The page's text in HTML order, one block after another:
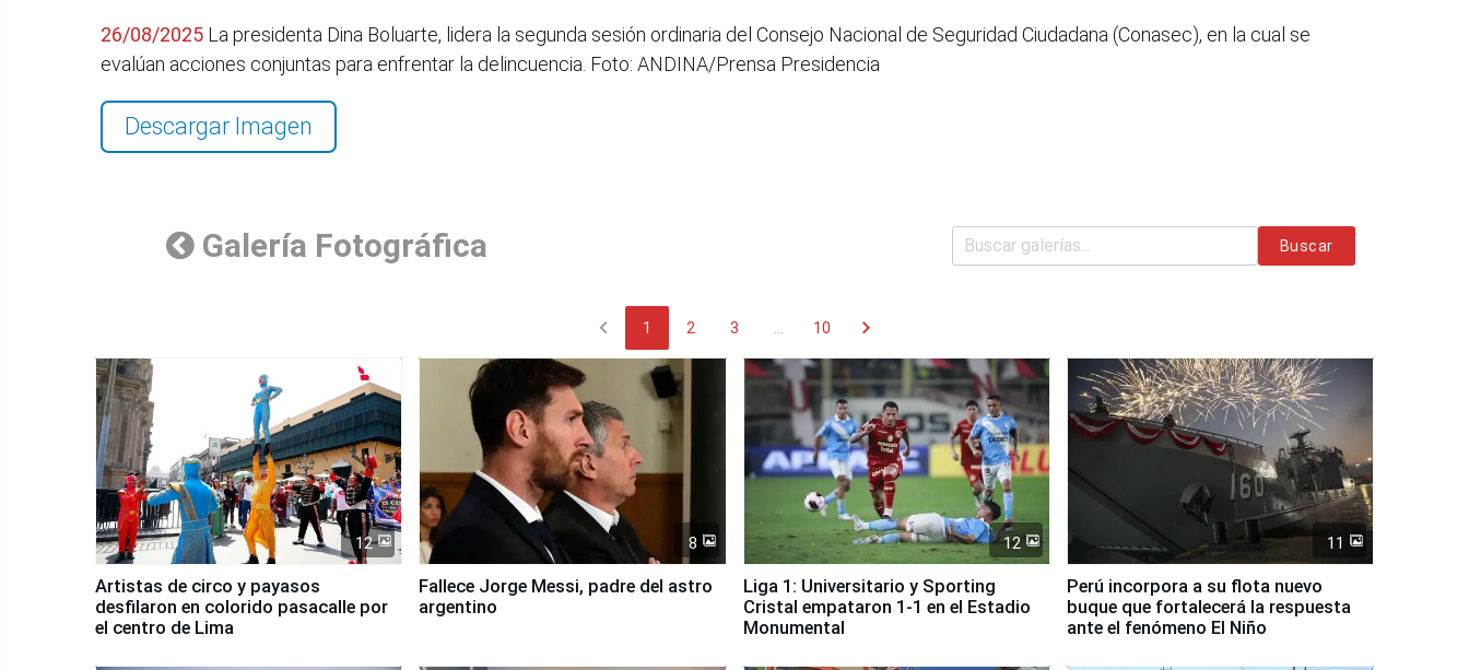
26/08/2025 La presidenta Dina Boluarte, lidera la segunda sesión ordinaria del Consejo Nacional de Seguridad Ciudadana (Conasec), en la cual se
evalúan acciones conjuntas para enfrentar la delincuencia. Foto: ANDINA/Prensa Presidencia
Descargar Imagen
Galería Fotográfica Buscar
chevron_left 1 2 3 10 chevron_right
12
Artistas de circo y payasos
desfilaron en colorido pasacalle por
el centro de Lima
8
Fallece Jorge Messi, padre del astro
argentino
12
Liga 1: Universitario y Sporting
Cristal empataron 1-1 en el Estadio
Monumental
11
Perú incorpora a su flota nuevo
buque que fortalecerá la respuesta
ante el fenómeno El Niño